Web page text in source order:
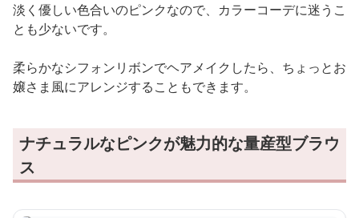
淡く優しい色合いのピンクなので、カラーコーデに迷うこ
とも少ないです。
柔らかなシフォンリボンでヘアメイクしたら、ちょっとお
嬢さま風にアレンジすることもできます。
ナチュラルなピンクが魅力的な量産型ブラウ
ス